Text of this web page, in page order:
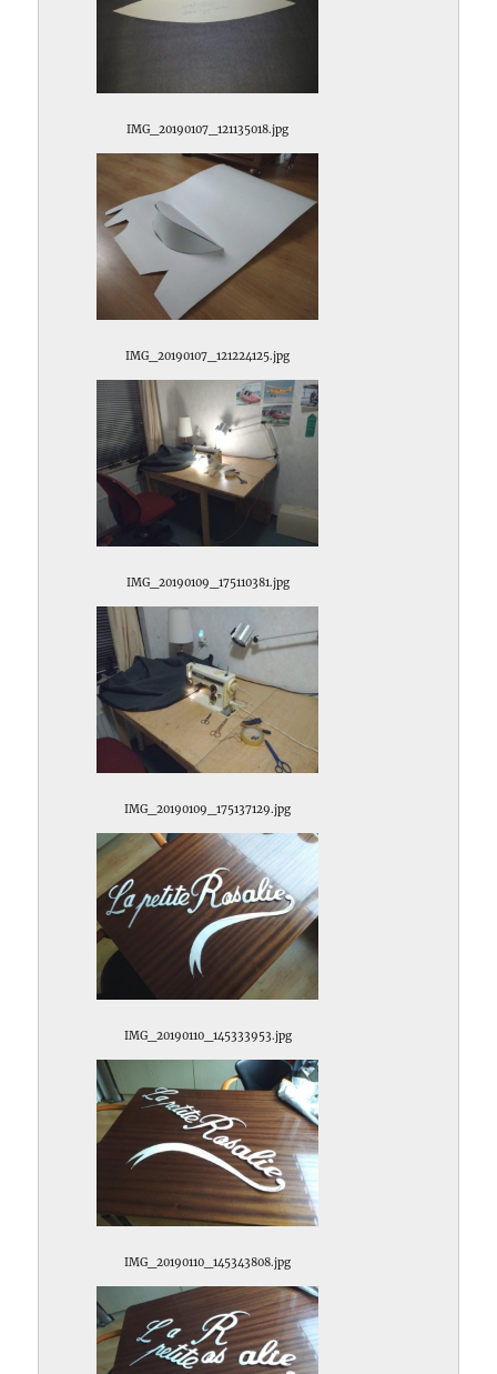
IMG_20190107_121135018.jpg
IMG_20190107_121224125.jpg
IMG_20190109_175110381.jpg
IMG_20190109_175137129.jpg
IMG_20190110_145333953.jpg
IMG_20190110_145343808.jpg